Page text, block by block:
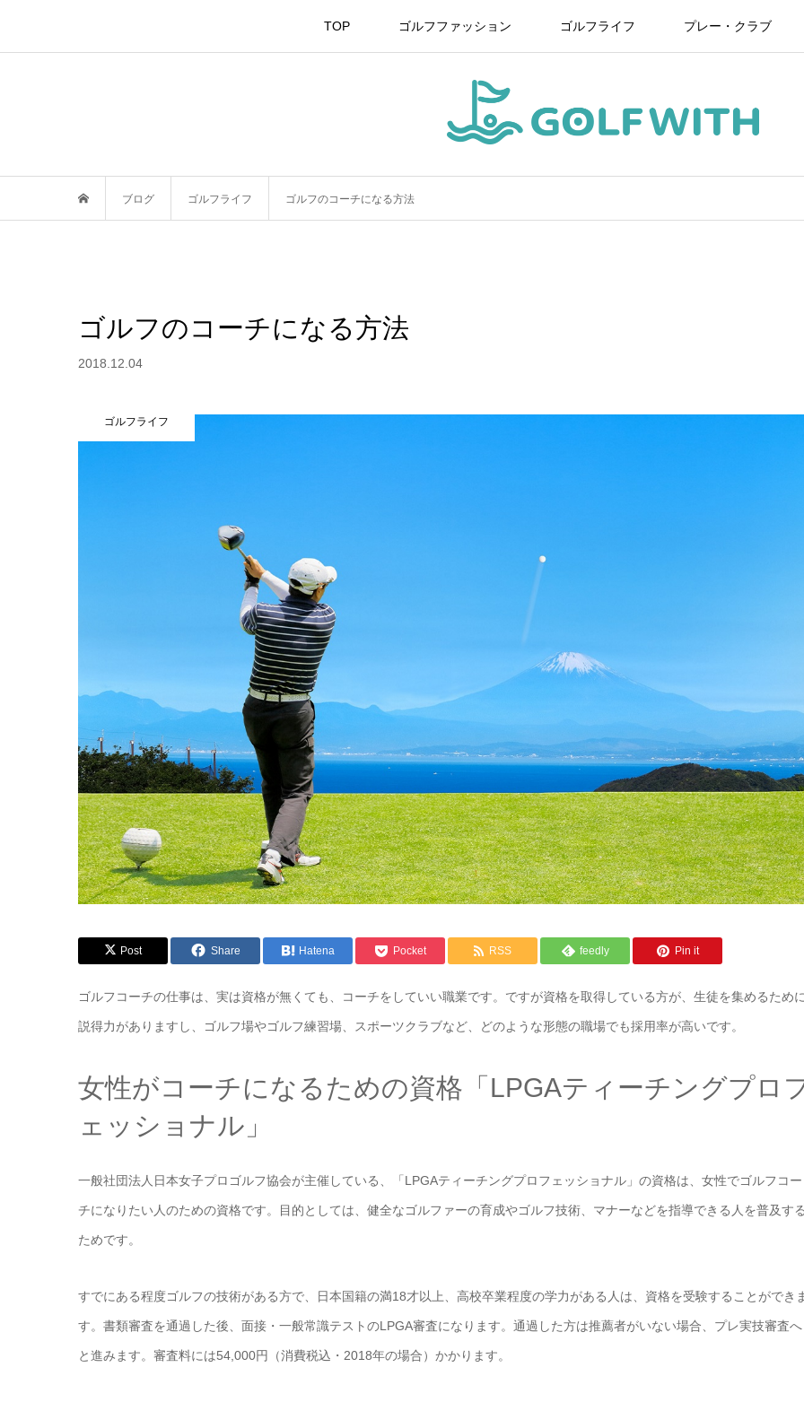
TOP ゴルフファッション ゴルフライフ プレー・クラブ
ブログ ゴルフライフ ゴルフのコーチになる方法
ゴルフのコーチになる方法
2018.12.04
ゴルフライフ
Post Share Hatena Pocket RSS feedly Pin it
ゴルフコーチの仕事は、実は資格が無くても、コーチをしていい職業です。ですが資格を取得している方が、生徒を集めるため
説得力がありますし、ゴルフ場やゴルフ練習場、スポーツクラブなど、どのような形態の職場でも採用率が高いです。
女性がコーチになるための資格「LPGAティーチングプロ
ェッショナル」
一般社団法人日本女子プロゴルフ協会が主催している、「LPGAティーチングプロフェッショナル」の資格は、女性でゴルフコー
チになりたい人のための資格です。目的としては、健全なゴルファーの育成やゴルフ技術、マナーなどを指導できる人を普及す
ためです。
すでにある程度ゴルフの技術がある方で、日本国籍の満18才以上、高校卒業程度の学力がある人は、資格を受験することができ
す。書類審査を通過した後、面接・一般常識テストのLPGA審査になります。通過した方は推薦者がいない場合、プレ実技審査へ
と進みます。審査料には54,000円（消費税込・2018年の場合）かかります。